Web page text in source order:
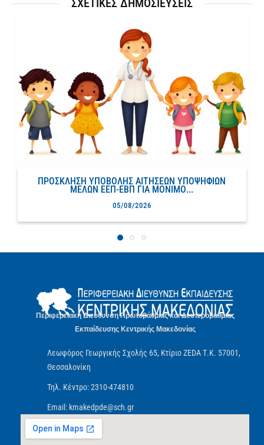
ΣΧΕΤΙΚΕΣ ΔΗΜΟΣΙΕΥΣΕΙΣ
ΠΡΟΣΚΛΗΣΗ ΥΠΟΒΟΛΗΣ ΑΙΤΗΣΕΩΝ ΥΠΟΨΗΦΙΩΝ
ΜΕΛΩΝ ΕΕΠ-ΕΒΠ ΓΙΑ ΜΟΝΙΜΟ...
05/08/2026
Περιφερειακή Διεύθυνση Πρωτοβάθμιας και Δευτεροβάθμιας
Εκπαίδευσης Κεντρικής Μακεδονίας
Λεωφόρος Γεωργικής Σχολής 65, Κτίριο ZEDA Τ.Κ. 57001,
Θεσσαλονίκη
Τηλ. Κέντρο: 2310-474810
Email: kmakedpde@sch.gr